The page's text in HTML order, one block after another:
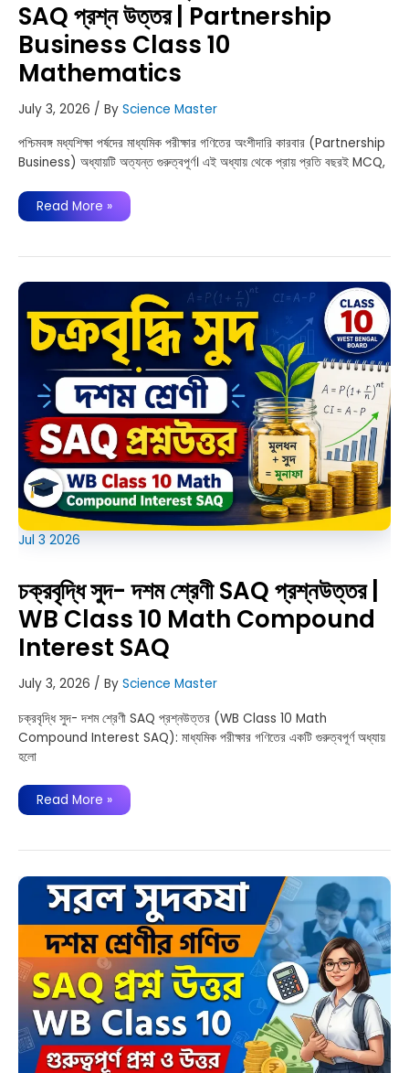
SAQ প্রশ্ন উত্তর | Partnership
Business Class 10
Mathematics
July 3, 2026 / By Science Master
পশ্চিমবঙ্গ মধ্যশিক্ষা পর্ষদের মাধ্যমিক পরীক্ষার গণিতের অংশীদারি কারবার (Partnership
Business) অধ্যায়টি অত্যন্ত গুরুত্বপূর্ণ। এই অধ্যায় থেকে প্রায় প্রতি বছরই MCQ,
অংশীদারি
MCQ
Partnership
Business
Class
10
Mathematics
Read More »
Jul 3 2026
চক্রবৃদ্ধি সুদ- দশম শ্রেণী SAQ প্রশ্নউত্তর |
WB Class 10 Math Compound
Interest SAQ
July 3, 2026 / By Science Master
চক্রবৃদ্ধি সুদ- দশম শ্রেণী SAQ প্রশ্নউত্তর (WB Class 10 Math
Compound Interest SAQ): মাধ্যমিক পরীক্ষার গণিতের একটি গুরুত্বপূর্ণ অধ্যায়
হলো
চক্রবৃদ্ধি
সুদ-
SAQ
WB
Class
Math
Compound
Interest
SAQ
Read More »